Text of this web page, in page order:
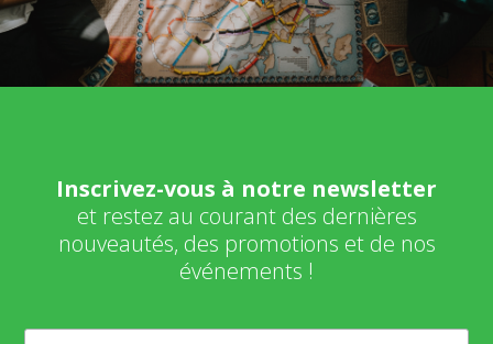
Inscrivez-vous à notre newsletter
et restez au courant des dernières
nouveautés, des promotions et de nos
événements !